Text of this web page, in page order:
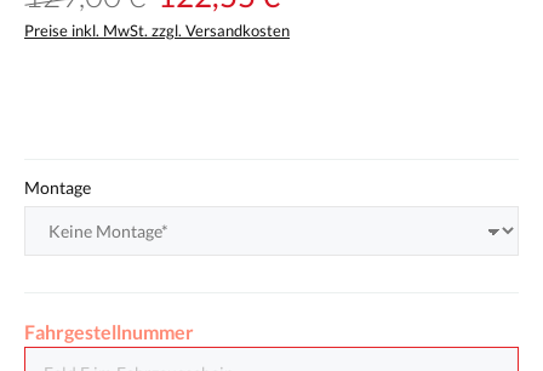
Preise inkl. MwSt. zzgl. Versandkosten
Montage
Fahrgestellnummer